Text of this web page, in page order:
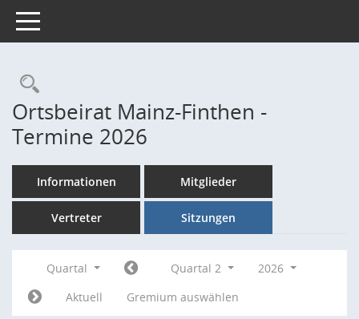
Toggle navigation
Rechercheauswahl
Ortsbeirat Mainz-Finthen -
Termine 2026
Informationen Mitglieder
Vertreter Sitzungen
Quartal Quartal 2
2026
Aktuell
Gremium auswählen